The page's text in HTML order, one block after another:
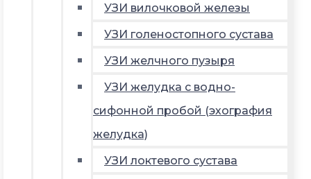
УЗИ вилочковой железы
УЗИ голеностопного сустава
УЗИ желчного пузыря
УЗИ желудка с водно-
сифонной пробой (эхография
желудка)
УЗИ локтевого сустава